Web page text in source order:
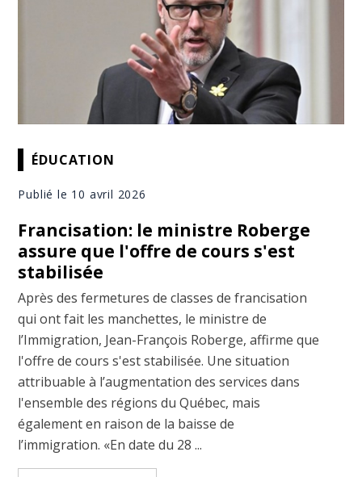
ÉDUCATION
Publié le 10 avril 2026
Francisation: le ministre Roberge
assure que l'offre de cours s'est
stabilisée
Après des fermetures de classes de francisation
qui ont fait les manchettes, le ministre de
l’Immigration, Jean-François Roberge, affirme que
l'offre de cours s'est stabilisée. Une situation
attribuable à l’augmentation des services dans
l'ensemble des régions du Québec, mais
également en raison de la baisse de
l’immigration. «En date du 28 ...